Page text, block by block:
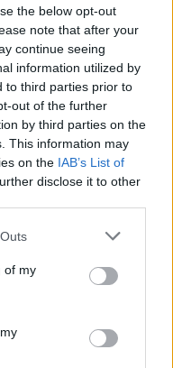
the below opt-out
note that after your
continue seeing
information utilized by
to third parties prior to
out of the further
by third parties on the
This information may
on the IAB’s List of
disclose it to other
one or more Google
You may click to
its third-party tags to
in below Google
of my
τελικά
ευρώ που
(ΡΑΕ) για
του ΣΥΡΙΖΑ-ΠΣ
δισ. ευρώ, ενώ τα
για το 12μηνο
χρεώθηκαν στους
επιστραφούν ως